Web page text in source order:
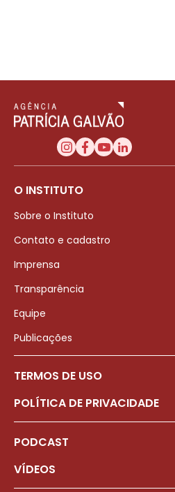
O INSTITUTO
Sobre o Instituto
Contato e cadastro
Imprensa
Transparência
Equipe
Publicações
TERMOS DE USO
POLÍTICA DE PRIVACIDADE
PODCAST
VÍDEOS